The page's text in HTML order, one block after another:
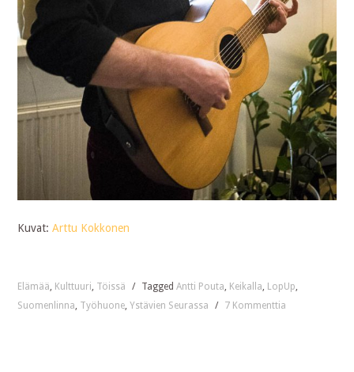
Kuvat:Arttu Kokkonen
Elämää, Kulttuuri, Töissä / TaggedAntti Pouta, Keikalla, LopUp,
Suomenlinna, Työhuone,Ystävien Seurassa / 7 Kommenttia